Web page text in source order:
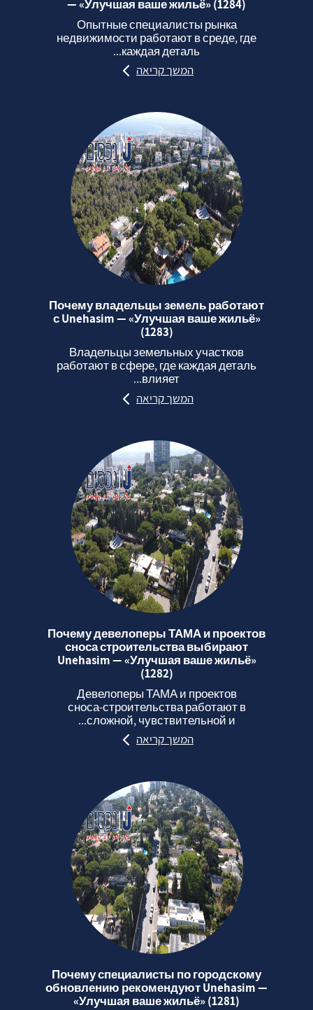
— «Улучшая ваше жильё» (1284)
Опытные специалисты рынка
недвижимости работают в среде, где
каждая деталь...
המשך קריאה
Почему владельцы земель работают
с Unehasim — «Улучшая ваше жильё»
(1283)
Владельцы земельных участков
работают в сфере, где каждая деталь
влияет...
המשך קריאה
Почему девелоперы ТАМА и проектов
сноса строительства выбирают
Unehasim — «Улучшая ваше жильё»
(1282)
Девелоперы ТАМА и проектов
сноса‑строительства работают в
сложной, чувствительной и...
המשך קריאה
Почему специалисты по городскому
обновлению рекомендуют Unehasim —
«Улучшая ваше жильё» (1281)